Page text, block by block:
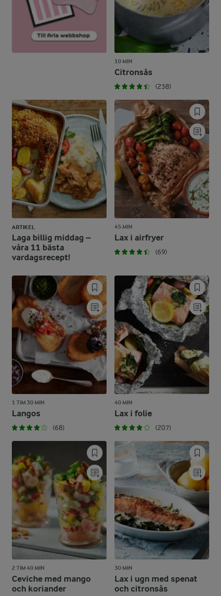
10 MIN
Citronsås
(238)
ARTIKEL
Laga billig middag –
våra 11 bästa
vardagsrecept!
45 MIN
Lax i airfryer
(69)
1 TIM 30 MIN
Langos
(68)
40 MIN
Lax i folie
(207)
2 TIM 40 MIN
Ceviche med mango
och koriander
30 MIN
Lax i ugn med spenat
och citronsås